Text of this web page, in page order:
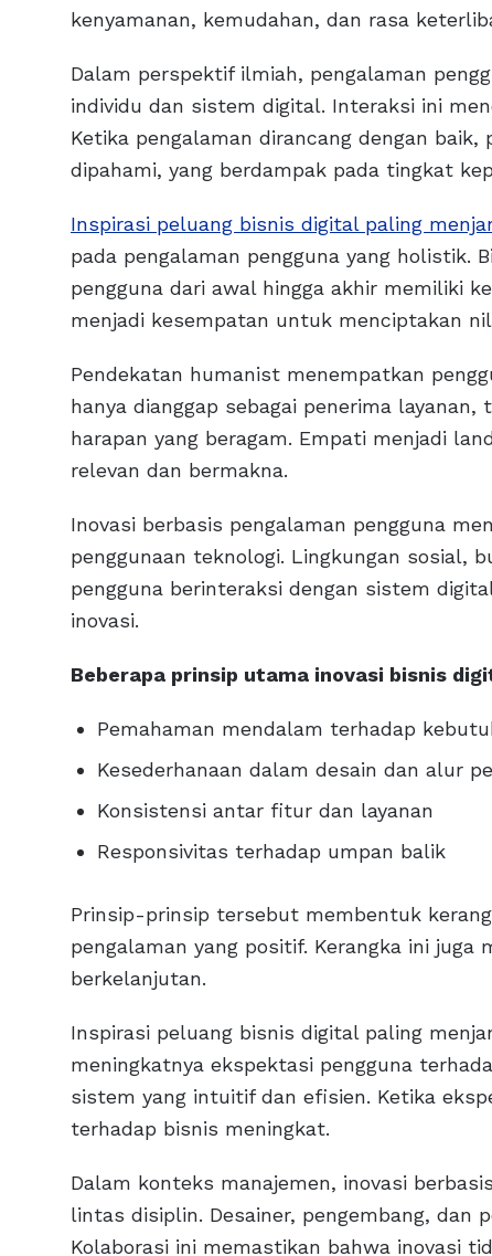
kenyamanan, kemudahan, dan rasa
Dalam perspektif ilmiah, pengalaman
individu dan sistem digital. Interaksi ini
Ketika pengalaman dirancang dengan
dipahami, yang berdampak pada tingkat
Inspirasi peluang bisnis digital paling
pada pengalaman pengguna yang holistik.
pengguna dari awal hingga akhir memiliki
menjadi kesempatan untuk menciptakan
Pendekatan humanist menempatkan
hanya dianggap sebagai penerima
harapan yang beragam. Empati menjadi
relevan dan bermakna.
Inovasi berbasis pengalaman pengguna
penggunaan teknologi. Lingkungan sosial,
pengguna berinteraksi dengan sistem
inovasi.
Beberapa prinsip utama inovasi bisnis
Pemahaman mendalam terhadap
Kesederhanaan dalam desain dan alur
Konsistensi antar fitur dan layanan
Responsivitas terhadap umpan balik
Prinsip-prinsip tersebut membentuk
pengalaman yang positif. Kerangka ini juga
berkelanjutan.
Inspirasi peluang bisnis digital paling
meningkatnya ekspektasi pengguna
sistem yang intuitif dan efisien. Ketika
terhadap bisnis meningkat.
Dalam konteks manajemen, inovasi
lintas disiplin. Desainer, pengembang, dan
Kolaborasi ini memastikan bahwa inovasi